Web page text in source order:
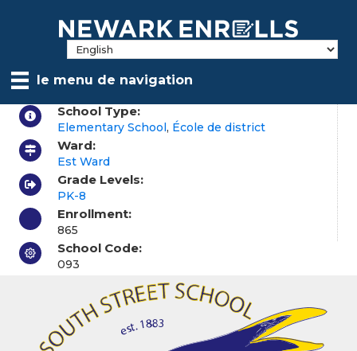
contentle menu de navigation
School Type:
Elementary School, École de district
Ward:
Est Ward
Grade Levels:
PK-8
Enrollment:
865
School Code:
093